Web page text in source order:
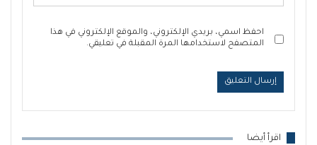
احفظ اسمي، بريدي الإلكتروني، والموقع الإلكتروني في هذا
المتصفح لاستخدامها المرة المقبلة في تعليقي.
اقرأ أيضا